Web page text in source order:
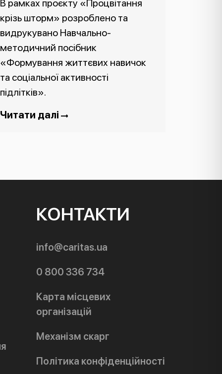
В рамках проєкту «Процвітання
крізь шторм» розроблено та
видрукувано Навчально-
методичний посібник
«Формування життєвих навичок
та соціальної активності
підлітків».
Читати далі
КОНТАКТИ
info@caritas.ua
0 800 336 734
Карта місцевих
організацій
Механізм скарг
Політика конфіденційності